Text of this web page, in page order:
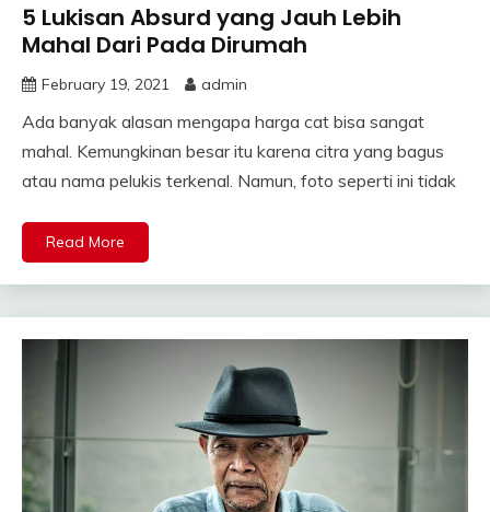
5 Lukisan Absurd yang Jauh Lebih
Mahal Dari Pada Dirumah
February 19, 2021 admin
Ada banyak alasan mengapa harga cat bisa sangat
mahal. Kemungkinan besar itu karena citra yang bagus
atau nama pelukis terkenal. Namun, foto seperti ini tidak
Read More